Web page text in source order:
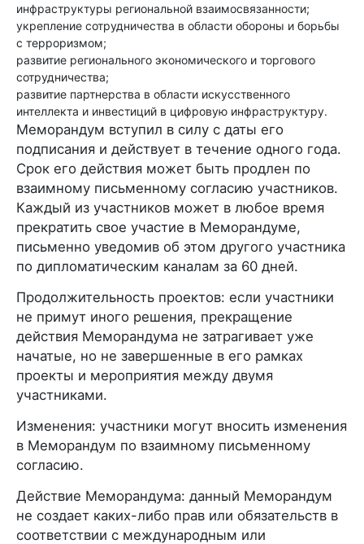
инфраструктуры региональной взаимосвязанности;
укрепление сотрудничества в области обороны и борьбы
с терроризмом;
развитие регионального экономического и торгового
сотрудничества;
развитие партнерства в области искусственного
интеллекта и инвестиций в цифровую инфраструктуру.
Меморандум вступил в силу с даты его
подписания и действует в течение одного года.
Срок его действия может быть продлен по
взаимному письменному согласию участников.
Каждый из участников может в любое время
прекратить свое участие в Меморандуме,
письменно уведомив об этом другого участника
по дипломатическим каналам за 60 дней.
Продолжительность проектов: если участники
не примут иного решения, прекращение
действия Меморандума не затрагивает уже
начатые, но не завершенные в его рамках
проекты и мероприятия между двумя
участниками.
Изменения: участники могут вносить изменения
в Меморандум по взаимному письменному
согласию.
Действие Меморандума: данный Меморандум
не создает каких-либо прав или обязательств в
соответствии с международным или